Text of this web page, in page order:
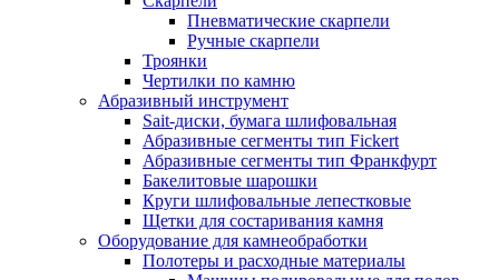
Пневматические скарпели
Ручные скарпели
Троянки
Чертилки по камню
Абразивный инструмент
Sait-диски, бумага шлифовальная
Абразивные сегменты тип Fickert
Абразивные сегменты тип Франкфурт
Бакелитовые шарошки
Круги шлифовальные лепестковые
Щетки для состаривания камня
Оборудование для камнеобработки
Полотеры и расходные материалы